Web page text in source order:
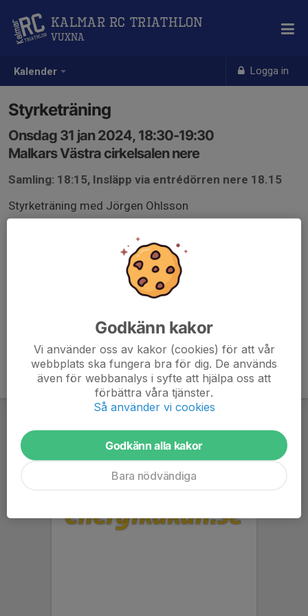
Kalender Logga in
Kalmar RC Triathlon
Vuxna
Styrketräning
Onsdag 31 jan 2024, 18:30-19:30
Malkars Västra cirkelsalen nere
Samling: 18:15, Insläpp via entrédörren nere 18.15
Styrketräning med Jörgen Ohlsson
Godkänn kakor
Vi använder oss av kakor (cookies) för att vår
webbplats ska fungera bra för dig. De används
även för webbanalys i syfte att hjälpa oss att
förbättra våra tjänster.
Så använder vi cookies
Godkänn alla kakor
Bara nödvändiga